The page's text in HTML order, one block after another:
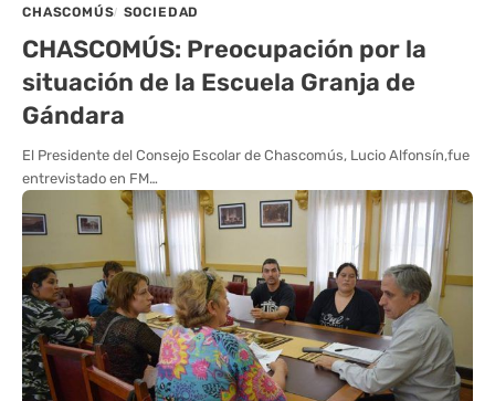
CHASCOMÚS SOCIEDAD
CHASCOMÚS: Preocupación por la
situación de la Escuela Granja de
Gándara
El Presidente del Consejo Escolar de Chascomús, Lucio Alfonsín,fue
entrevistado en FM…